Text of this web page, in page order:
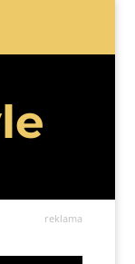
reklama